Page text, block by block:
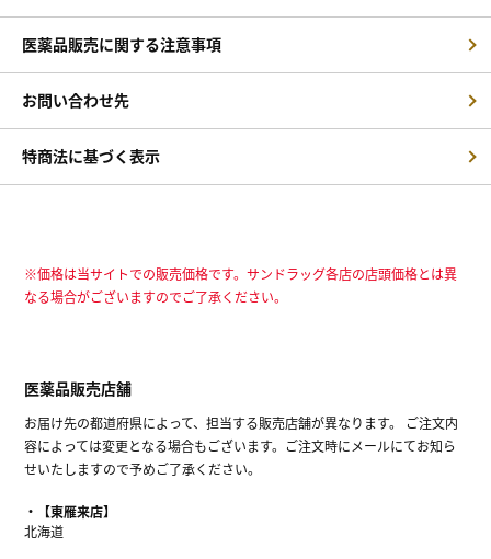
医薬品販売に関する注意事項
お問い合わせ先
特商法に基づく表示
※価格は当サイトでの販売価格です。サンドラッグ各店の店頭価格とは異
なる場合がございますのでご了承ください。
医薬品販売店舗
お届け先の都道府県によって、担当する販売店舗が異なります。 ご注文内
容によっては変更となる場合もございます。ご注文時にメールにてお知ら
せいたしますので予めご了承ください。
【東雁来店】
北海道